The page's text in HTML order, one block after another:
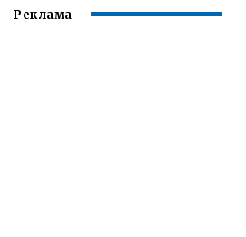
Реклама